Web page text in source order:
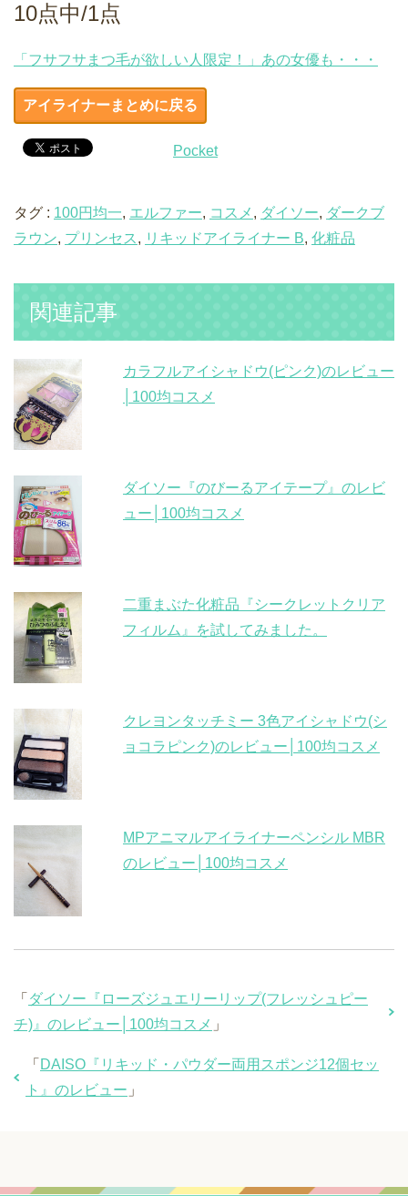
10点中/1点
「フサフサまつ毛が欲しい人限定！」あの女優も・・・
アイライナーまとめに戻る
Pocket
タグ : 100円均一, エルファー, コスメ , ダイソー, ダークブ
ラウン, プリンセス, リキッドアイライナー B, 化粧品
関連記事
カラフルアイシャドウ(ピンク)のレビュー
│100均コスメ
ダイソー『のびーるアイテープ』のレビ
ュー│100均コスメ
二重まぶた化粧品『シークレットクリア
フィルム』を試してみました。
クレヨンタッチミー 3色アイシャドウ(シ
ョコラピンク)のレビュー│100均コスメ
MPアニマルアイライナーペンシル MBR
のレビュー│100均コスメ
「 ダイソー『ローズジュエリーリップ(フレッシュピー
チ)』のレビュー│100均コスメ 」
「 DAISO『リキッド・パウダー両用スポンジ12個セッ
ト』のレビュー 」